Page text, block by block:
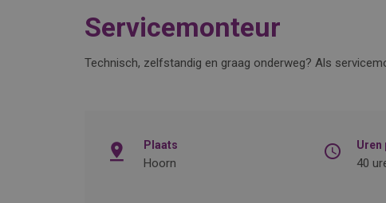
Servicemonteur
Technisch, zelfstandig en graag onderweg? Als
Plaats
Hoorn
Uren
40